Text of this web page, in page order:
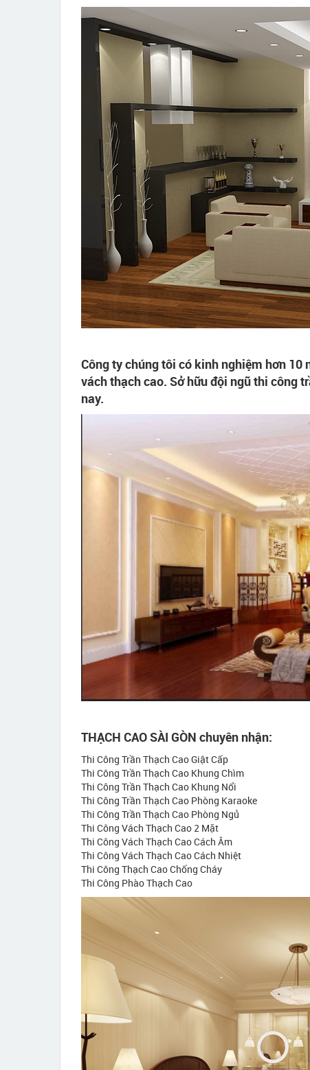
Công ty chúng tôi có kinh nghiệm hơn
vách thạch cao. Sở hữu đội ngũ thi công
nay.
THẠCH CAO SÀI GÒN chuyên nhận:
Thi Công Trần Thạch Cao Giật Cấp
Thi Công Trần Thạch Cao Khung Chìm
Thi Công Trần Thạch Cao Khung Nổi
Thi Công Trần Thạch Cao Phòng Karaoke
Thi Công Trần Thạch Cao Phòng Ngủ
Thi Công Vách Thạch Cao 2 Mặt
Thi Công Vách Thạch Cao Cách Âm
Thi Công Vách Thạch Cao Cách Nhiệt
Thi Công Thạch Cao Chống Cháy
Thi Công Phào Thạch Cao